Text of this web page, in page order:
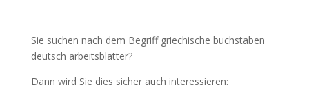
Sie suchen nach dem Begriff griechische buchstaben
deutsch arbeitsblätter?
Dann wird Sie dies sicher auch interessieren: